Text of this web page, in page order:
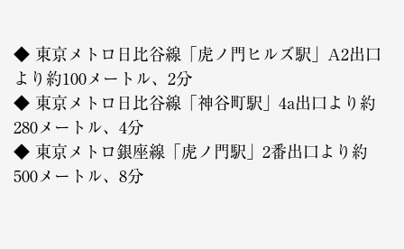
◆ 東京メトロ日比谷線「虎ノ門ヒルズ駅」A2出口
より約100メートル、2分
◆ 東京メトロ日比谷線「神谷町駅」4a出口より約
280メートル、4分
◆ 東京メトロ銀座線「虎ノ門駅」2番出口より約
500メートル、8分